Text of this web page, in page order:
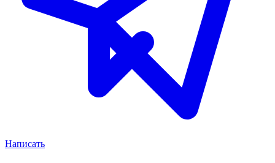
Написать